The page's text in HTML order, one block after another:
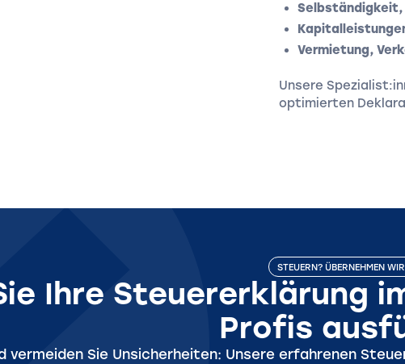
Vermietung,
Unsere
optimierten
STEUERN? ÜBERNEHMEN
Ihre Steuererklärung
Profis
vermeiden Sie Unsicherheiten: Unsere erfahrenen